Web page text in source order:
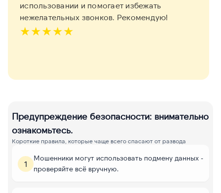
использовании и помогает избежать
нежелательных звонков. Рекомендую!
★★★★★
Предупреждение безопасности: внимательно
ознакомьтесь.
Короткие правила, которые чаще всего спасают от развода
1
Мошенники могут использовать подмену данных -
проверяйте всё вручную.